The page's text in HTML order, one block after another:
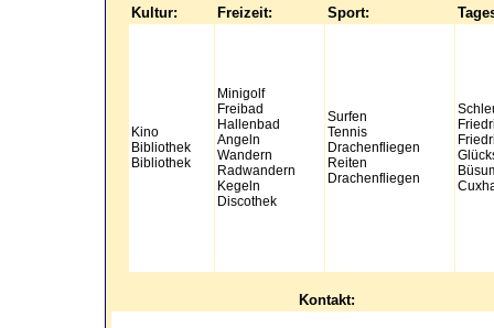
Kultur: Freizeit: Sport:
Kino
Bibliothek
Bibliothek
Minigolf
Freibad
Hallenbad
Angeln
Wandern
Radwandern
Kegeln
Discothek
Surfen
Tennis
Drachenfliegen
Reiten
Drachenfliegen
Kontakt: